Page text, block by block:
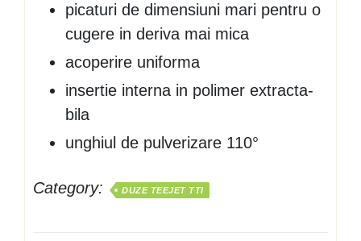
picaturi de dimensiuni mari pentru o
cugere in deriva mai mica
acoperire uniforma
insertie interna in polimer extracta-
bila
unghiul de pulverizare 110°
Category: DUZE TEEJET TTI